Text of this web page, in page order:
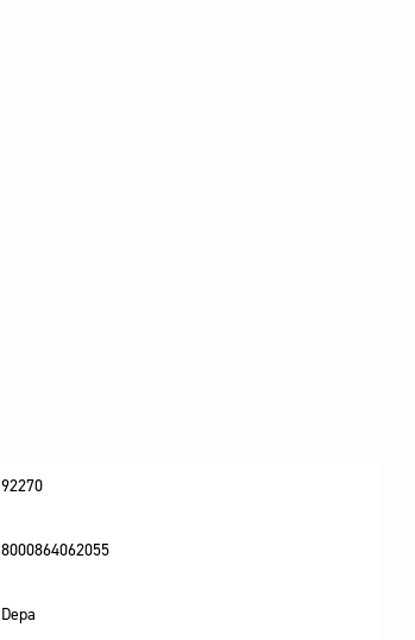
92270
8000864062055
Depa